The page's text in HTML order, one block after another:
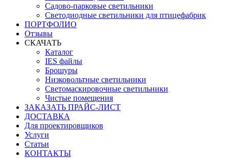
Садово-парковые светильники
Светодиодные светильники для птицефабрик
ПОРТФОЛИО
Отзывы
СКАЧАТЬ
Каталог
IES файлы
Брошуры
Низковольтные светильники
Светомаскировочные светильники
Чистые помещения
ЗАКАЗАТЬ ПРАЙС-ЛИСТ
ДОСТАВКА
Для проектировщиков
Услуги
Статьи
КОНТАКТЫ